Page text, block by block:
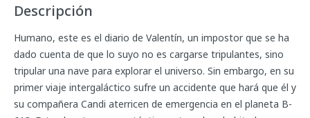
Descripción
Humano, este es el diario de Valentín, un impostor que se ha
dado cuenta de que lo suyo no es cargarse tripulantes, sino
tripular una nave para explorar el universo. Sin embargo, en su
primer viaje intergaláctico sufre un accidente que hará que él y
su compañera Candi aterricen de emergencia en el planeta B-